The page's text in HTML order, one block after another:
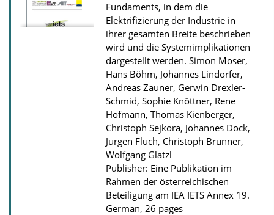
Fundaments, in dem die
Elektrifizierung der Industrie in
ihrer gesamten Breite beschrieben
wird und die Systemimplikationen
dargestellt werden. Simon Moser,
Hans Böhm, Johannes Lindorfer,
Andreas Zauner, Gerwin Drexler-
Schmid, Sophie Knöttner, Rene
Hofmann, Thomas Kienberger,
Christoph Sejkora, Johannes Dock,
Jürgen Fluch, Christoph Brunner,
Wolfgang Glatzl
Publisher: Eine Publikation im
Rahmen der österreichischen
Beteiligung am IEA IETS Annex 19.
German, 26 pages